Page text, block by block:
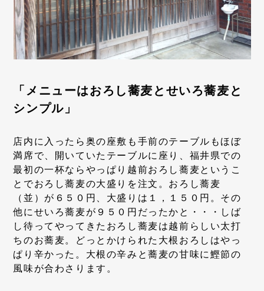
「メニューはおろし蕎麦とせいろ蕎麦と
シンプル」
店内に入ったら奥の座敷も手前のテーブルもほぼ
満席で、開いていたテーブルに座り、福井県での
最初の一杯ならやっぱり越前おろし蕎麦というこ
とでおろし蕎麦の大盛りを注文。おろし蕎麦
（並）が６５０円、大盛りは１，１５０円。その
他にせいろ蕎麦が９５０円だったかと・・・しば
し待ってやってきたおろし蕎麦は越前らしい太打
ちのお蕎麦。どっとかけられた大根おろしはやっ
ぱり辛かった。大根の辛みと蕎麦の甘味に鰹節の
風味が合わさります。